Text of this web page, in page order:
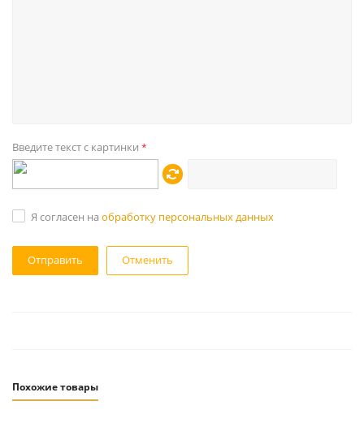
Введите текст с картинки *
Я согласен на обработку персональных данных
Отменить
Похожие товары